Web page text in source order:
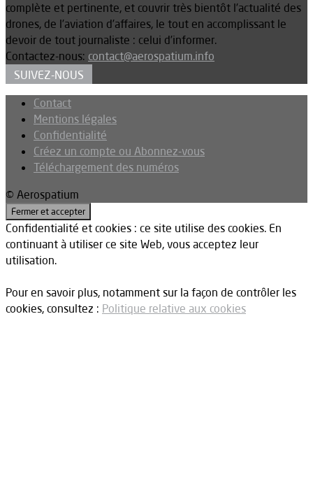
complète et pertinente, et couvrir très bientôt l’actualité des
drones, de l’aviation d’affaires, le tout en accomplissant le
devoir de tout journaliste : celui d’informer.
Contactez-nous: contact@aerospatium.info
SUIVEZ-NOUS
Contact
Mentions légales
Confidentialité
Créez un compte ou Abonnez-vous
Téléchargement des numéros
© Aerospatium
Confidentialité et cookies : ce site utilise des cookies. En
continuant à utiliser ce site Web, vous acceptez leur
utilisation.
Pour en savoir plus, notamment sur la façon de contrôler les
cookies, consultez : Politique relative aux cookies